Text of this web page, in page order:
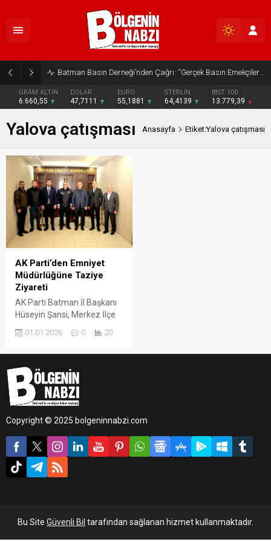
Batman Basın Derneği’nden Çağrı: “Gerçek Basın Emekçileri Desteklenmeli”
GRAM ALTIN
6.660,55
DOLAR
47,7111
EURO
55,1881
STERLİN
64,4139
BIST 100
13.779,39
Yalova çatışması Anasayfa Etiket:Yalova çatışması
AK Parti’den Emniyet
Müdürlüğüne Taziye
Ziyareti
AK Parti Batman İl Başkanı
Hüseyin Şansi, Merkez İlçe
Avukat Murat Çiçek,
için Batman İl Emniyet
Müdürlüğü’nü ziyaret
ederek taziye dileklerini
01.01.2026 0 20
Copyright © 2025 bolgeninnabzi.com
Bu Site Güvenli Bil tarafından sağlanan hizmet kullanmaktadır.